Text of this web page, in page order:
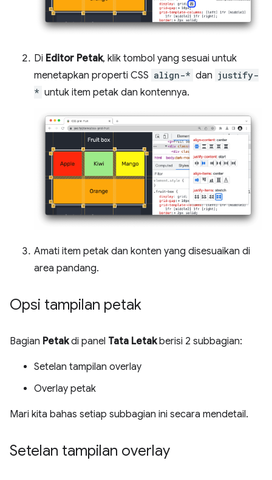
Di Editor Petak, klik tombol yang sesuai untuk
menetapkan properti CSS align-* dan justify-
* untuk item petak dan kontennya.
Amati item petak dan konten yang disesuaikan di
area pandang.
Opsi tampilan petak
Bagian Petakdi panel Tata Letakberisi 2 subbagian:
Setelan tampilan overlay
Overlay petak
Mari kita bahas setiap subbagian ini secara mendetail.
Setelan tampilan overlay